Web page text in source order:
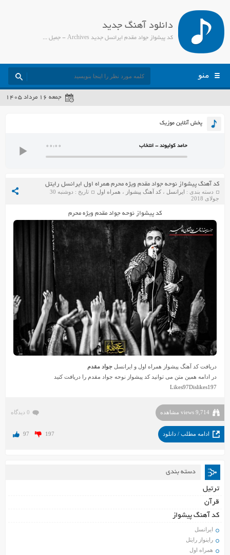
دانلود آهنگ جدید
کد پیشواز جواد مقدم ایرانسل جدید Archives - جمیل مدیا
منو
جمعه ۱۶ مرداد ۱۴۰۵
پخش آنلاین موزیک
00:00 حامد کولیوند - انتخاب
کد آهنگ پیشواز نوحه جواد مقدم ویژه محرم همراه اول ایرانسل رایتل
دسته بندی : ایرانسل ،کد آهنگ پیشواز ، همراه اول
تاریخ : دوشنبه 30
جولای 2018
کد پیشواز نوحه جواد مقدم ویژه محرم
دریافتکد آهنگ پیشواز همراه اولو ایرانسل جواد مقدم
در ادامه همین متن می توانید کد پیشواز نوحه جواد مقدم را دریافت کنید
Likes97Dislikes197
9,714 views مشاهده 0 دیدگاه
ادامه مطلب / دانلود 97 197
دسته بندی
ترتیل
قرآن
کد آهنگ پیشواز
ایرانسل
راینواز رایتل
همراه اول